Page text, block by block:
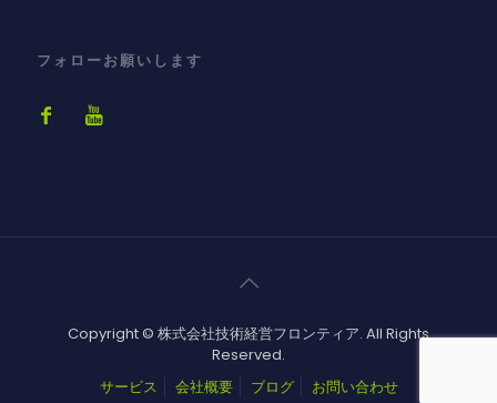
フォローお願いします
Copyright © 株式会社技術経営フロンティア. All Rights
Reserved.
サービス
会社概要 ブログ お問い合わせ